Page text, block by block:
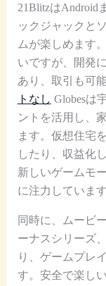
21BlitzはAndroid
ックジャックと
ムが楽しめます
いですが、開発
あり、取引も可
トなし Globesは
ントを活用し、
ます。仮想住宅
したり、収益化
新しいゲームモ
に注力しています
同時に、ムービ
ーナスシリーズ
り、ゲームプレ
す。安全で楽し